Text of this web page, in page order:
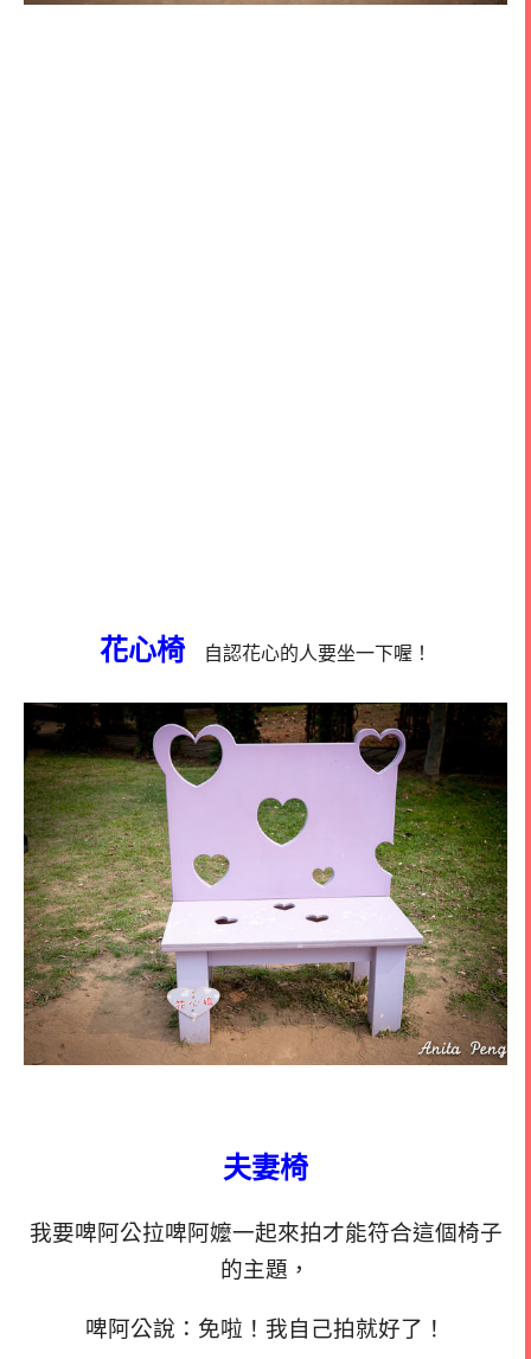
花心椅 自認花心的人要坐一下喔！
夫妻椅
我要啤阿公拉啤阿嬤一起來拍才能符合這個椅子
的主題，
啤阿公說：免啦！我自己拍就好了！